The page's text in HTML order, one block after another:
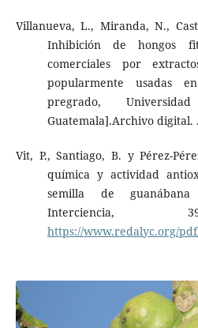
Villanueva, L., Miranda, N.,
Inhibición de hongos
comerciales por
popularmente usadas
pregrado,
Guatemala].Archivo digital.
Vit, P., Santiago, B. y Pérez-
química y actividad
semilla de
Interciencia,
https://www.redalyc.org/